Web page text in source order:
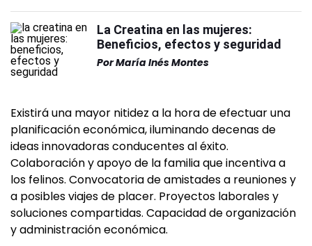
La Creatina en las mujeres:
Beneficios, efectos y seguridad
PorMaría Inés Montes
Existirá una mayor nitidez a la hora de efectuar una
planificación económica, iluminando decenas de
ideas innovadoras conducentes al éxito.
Colaboración y apoyo de la familia que incentiva a
los felinos. Convocatoria de amistades a reuniones y
a posibles viajes de placer. Proyectos laborales y
soluciones compartidas. Capacidad de organización
y administración económica.